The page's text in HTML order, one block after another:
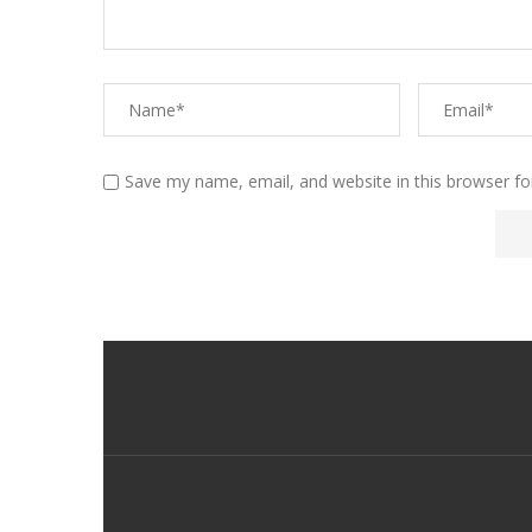
Save my name, email, and website in this browser